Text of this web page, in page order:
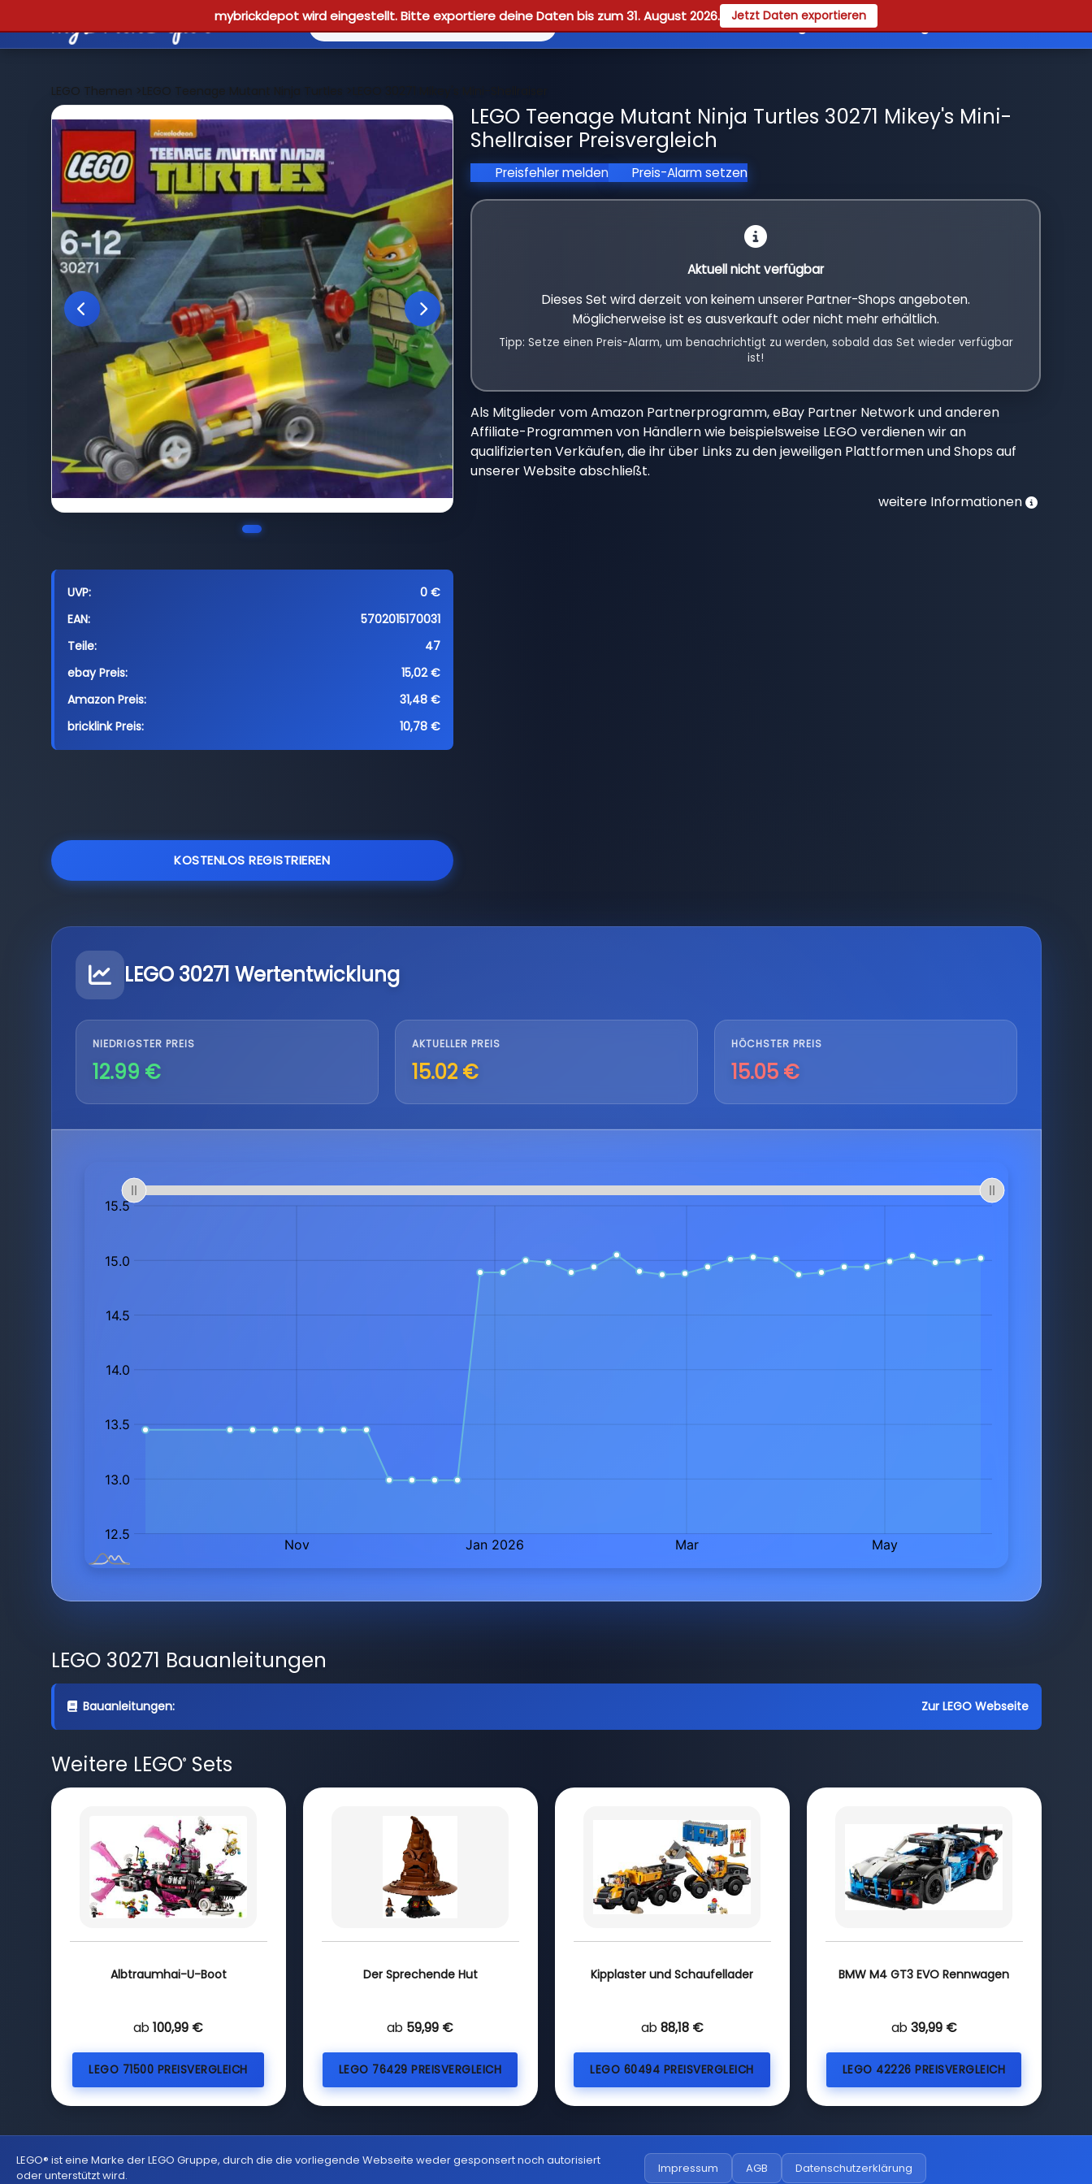
mybrickdepot wird eingestellt. Bitte exportiere deine Daten bis zum 31. August 2026. Jetzt Daten exportieren
Reviews Guides Registrieren
LEGO Themen >LEGO Teenage Mutant Ninja Turtles >
UVP:
0 €
EAN:
5702015170031
Teile:
47
ebay Preis:
15,02 €
Amazon Preis:
31,48 €
bricklink Preis:
10,78 €
KOSTENLOS REGISTRIEREN
LEGO Teenage Mutant Ninja Turtles 30271 Mikey's Mini-
Shellraiser Preisvergleich
Preisfehler melden Preis-Alarm setzen
Aktuell nicht verfügbar
Dieses Set wird derzeit von keinem unserer Partner-Shops angeboten.
Möglicherweise ist es ausverkauft oder nicht mehr erhältlich.
Tipp: Setze einen Preis-Alarm, um benachrichtigt zu werden, sobald das Set wieder verfügbar
ist!
Als Mitglieder vom Amazon Partnerprogramm, eBay Partner Network und anderen
Affiliate-Programmen von Händlern wie beispielsweise LEGO verdienen wir an
qualifizierten Verkäufen, die ihr über Links zu den jeweiligen Plattformen und Shops auf
unserer Website abschließt.
weitere Informationen
LEGO 30271 Wertentwicklung
NIEDRIGSTER PREIS
12.99 €
AKTUELLER PREIS
15.02 €
HÖCHSTER PREIS
15.05 €
LEGO 30271 Bauanleitungen
Bauanleitungen: Zur LEGO Webseite
Weitere LEGO®Sets
Albtraumhai-U-Boot
ab 100,99 €
LEGO 71500 PREISVERGLEICH
Der Sprechende Hut
ab 59,99 €
LEGO 76429 PREISVERGLEICH
Kipplaster und Schaufellader
ab 88,18 €
LEGO 60494 PREISVERGLEICH
BMW M4 GT3 EVO Rennwagen
ab 39,99 €
LEGO 42226 PREISVERGLEICH
LEGO® ist eine Marke der LEGO Gruppe, durch die die vorliegende Webseite weder gesponsert noch autorisiert
oder unterstützt wird.
Impressum AGB Datenschutzerklärung